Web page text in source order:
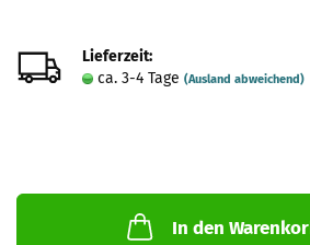
Lieferzeit:
ca. 3-4 Tage (Ausland abweichend)
In den